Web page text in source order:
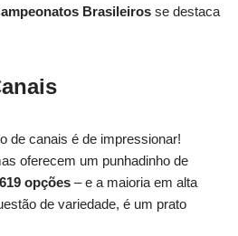
Brasileiros se destaca
de canais é de impressionar!
oferecem um punhadinho de
opções – e a maioria em alta
de variedade, é um prato